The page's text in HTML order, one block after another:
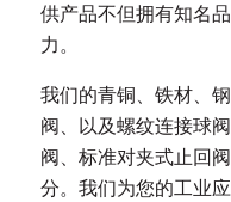
供产品不但拥有知名
力。
我们的青铜、铁材、
阀、以及螺纹连接球
阀、标准对夹式止回
分。我们为您的工业